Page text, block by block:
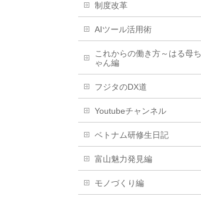
制度改革
AIツール活用術
これからの働き方～はる母ち
ゃん編
フジタのDX道
Youtubeチャンネル
ベトナム研修生日記
富山魅力発見編
モノづくり編